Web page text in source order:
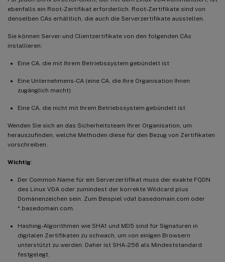
ebenfalls ein Root-Zertifikat erforderlich. Root-Zertifikate sind von
denselben CAs erhältlich, die auch die Serverzertifikate ausstellen.
Sie können Server- und Clientzertifikate von den folgenden CAs
installieren:
Eine CA, die mit Ihrem Betriebssystem gebündelt ist
Eine Unternehmens-CA (eine CA, die Ihre Organisation Ihnen
zugänglich macht)
Eine CA, die nicht mit Ihrem Betriebssystem gebündelt ist
Wenden Sie sich an das Sicherheitsteam Ihrer Organisation, um
herauszufinden, welche Methoden diese für den Bezug von Zertifikaten
vorschreiben.
Wichtig:
Der Common Name für ein Serverzertifikat muss der exakte FQDN
des Linux VDA oder zumindest der korrekte Wildcard plus
Domänenzeichen sein. Zum Beispiel vda1.basedomain.com oder
*.basedomain.com.
Hashing-Algorithmen wie SHA1 und MD5 sind für Signaturen in
digitalen Zertifikaten zu schwach, um von einigen Browsern
unterstützt zu werden. Daher ist SHA-256 als Mindeststandard
festgelegt.